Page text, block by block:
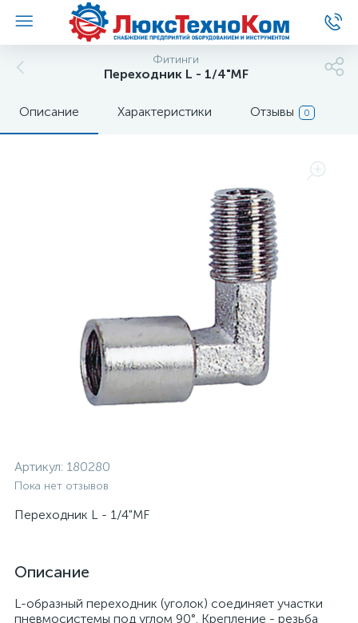
Фитинги
Переходник L - 1/4"MF
Описание Характеристики Отзывы 0
Артикул: 180280
Пока нет отзывов
Переходник L - 1/4"MF
Описание
L-образный переходник (уголок) соединяет участки
пневмосистемы под углом 90°. Крепление - резьба